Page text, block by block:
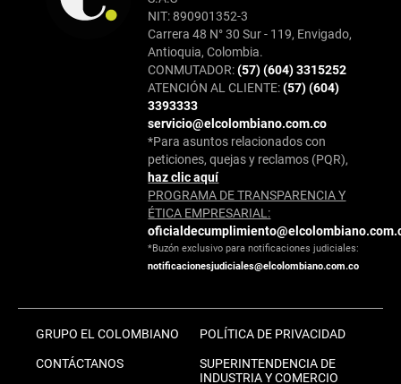
NIT: 890901352-3
Carrera 48 N° 30 Sur - 119, Envigado,
Antioquia, Colombia.
CONMUTADOR:(57) (604) 3315252
ATENCIÓN AL CLIENTE:(57) (604)
3393333
servicio@elcolombiano.com.co
*Para asuntos relacionados con
peticiones, quejas y reclamos (PQR),
haz clic aquí
PROGRAMA DE TRANSPARENCIA Y
ÉTICA EMPRESARIAL:
*Buzón exclusivo para notificaciones judiciales:
notificacionesjudiciales@elcolombiano.com.co
GRUPO EL COLOMBIANO
CONTÁCTANOS
POLÍTICA DE PRIVACIDAD
SUPERINTENDENCIA DE
INDUSTRIA Y COMERCIO